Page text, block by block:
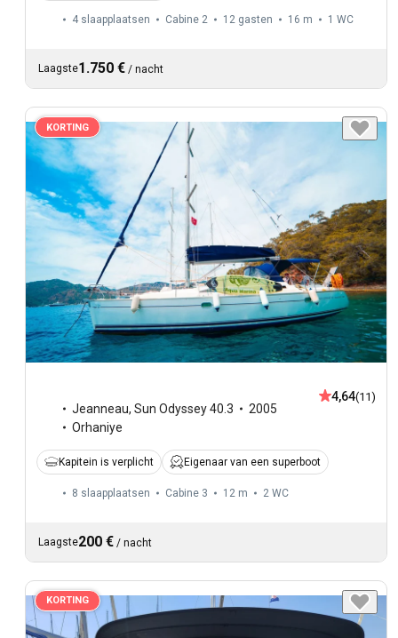
4 slaapplaatsen Cabine 2 12 gasten 16 m 1 WC
Laagste1.750 € / nacht
KORTING
Jeanneau, Sun Odyssey 40.3
2005
Orhaniye
4,64(11)
Kapitein is verplicht Eigenaar van een superboot
8 slaapplaatsen Cabine 3 12 m 2 WC
Laagste200 € / nacht
KORTING